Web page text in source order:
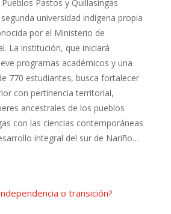
Pastos y Quillasingas
universidad indígena propia
por el Ministerio de
La institución, que iniciará
programas académicos y una
770 estudiantes, busca fortalecer
con pertinencia territorial,
ancestrales de los pueblos
con las ciencias contemporáneas
integral del sur de Nariño…